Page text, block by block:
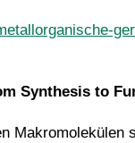
Synthesis to
Makromolekülen